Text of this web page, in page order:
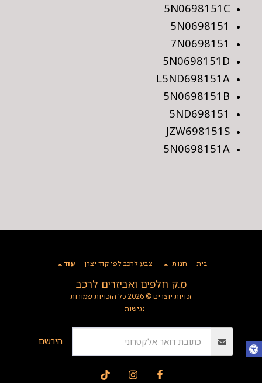
5N0698151C
5N0698151
7N0698151
5N0698151D
L5ND698151A
5N0698151B
5ND698151
JZW698151S
5N0698151A
מ.ק חלפים ואביזרים לרכב
זכויות יוצרים © 2026 כל הזכויות שמורות
נגישות
בית חנות צבע לרכב לפי קוד יצרן עוד
הירשם